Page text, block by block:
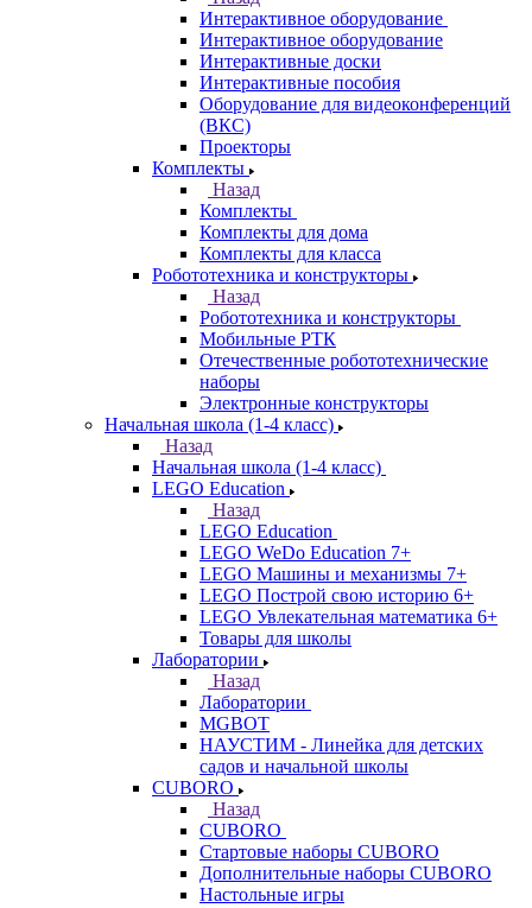
Интерактивное оборудование
Интерактивное оборудование
Интерактивные доски
Интерактивные пособия
Оборудование для видеоконференций
(ВКС)
Проекторы
Комплекты
Назад
Комплекты
Комплекты для дома
Комплекты для класса
Робототехника и конструкторы
Назад
Робототехника и конструкторы
Мобильные РТК
Отечественные робототехнические
наборы
Электронные конструкторы
Начальная школа (1-4 класс)
Назад
Начальная школа (1-4 класс)
LEGO Education
Назад
LEGO Education
LEGO WeDo Education 7+
LEGO Машины и механизмы 7+
LEGO Построй свою историю 6+
LEGO Увлекательная математика 6+
Товары для школы
Лаборатории
Назад
Лаборатории
MGBOT
НАУСТИМ - Линейка для детских
садов и начальной школы
CUBORO
Назад
CUBORO
Стартовые наборы CUBORO
Дополнительные наборы CUBORO
Настольные игры